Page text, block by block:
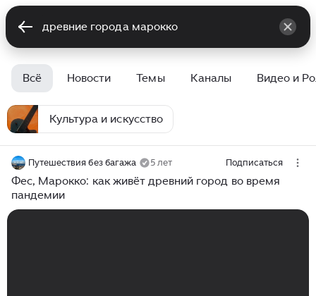
Всё Новости Темы Каналы Видео и
Культура и искусство
Путешествия без багажа 5 лет Подписаться
Фес, Марокко: как живёт древний город во время
пандемии